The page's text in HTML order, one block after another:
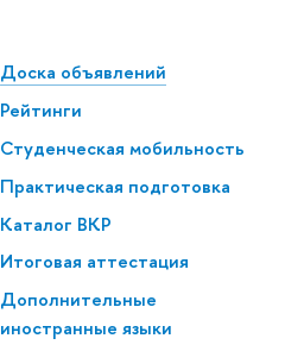
Доска объявлений
Рейтинги
Студенческая мобильность
Практическая подготовка
Каталог ВКР
Итоговая аттестация
Дополнительные
иностранные языки